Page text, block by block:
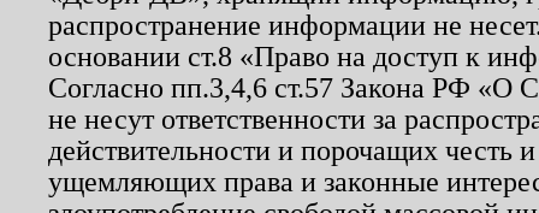
распространение информации не
основании ст.8 «Право на доступ к
Согласно пп.3,4,6 ст.57 Закона РФ «О
не несут ответственности за
действительности и порочащих честь
ущемляющих права и законные